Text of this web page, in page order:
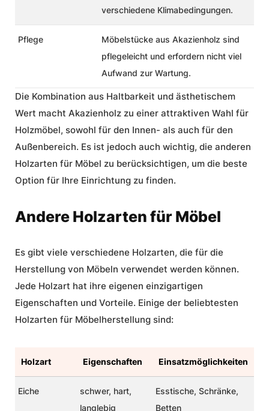
verschiedene Klimabedingungen.
Pflege
Möbelstücke aus Akazienholz sind
pflegeleicht und erfordern nicht viel
Aufwand zur Wartung.
Die Kombination aus Haltbarkeit und ästhetischem
Wert macht Akazienholz zu einer attraktiven Wahl für
Holzmöbel, sowohl für den Innen- als auch für den
Außenbereich. Es ist jedoch auch wichtig, die anderen
Holzarten für Möbel zu berücksichtigen, um die beste
Option für Ihre Einrichtung zu finden.
Andere Holzarten für Möbel
Es gibt viele verschiedene Holzarten, die für die
Herstellung von Möbeln verwendet werden können.
Jede Holzart hat ihre eigenen einzigartigen
Eigenschaften und Vorteile. Einige der beliebtesten
Holzarten für Möbelherstellung sind:
Holzart Eigenschaften Einsatzmöglichkeiten
Eiche
schwer, hart,
langlebig
Esstische, Schränke,
Betten